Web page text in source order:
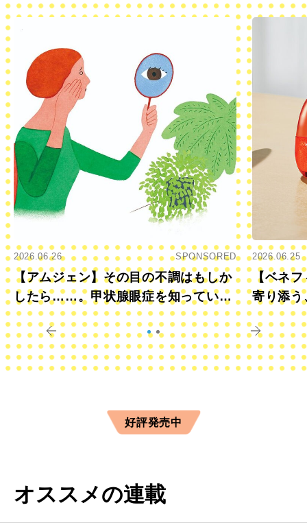
2026.06.26 SPONSORED
【アムジェン】その目の不調はもしか
したら……。甲状腺眼症を知っていま
すか？
2026.06.25
【ベネフ
寄り添う
きに
好評発売中
オススメの連載